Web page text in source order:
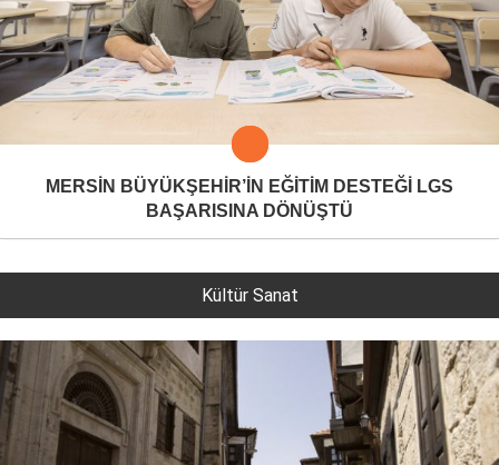
MERSİN BÜYÜKŞEHİR’İN EĞİTİM DESTEĞİ LGS
BAŞARISINA DÖNÜŞTÜ
Kültür Sanat